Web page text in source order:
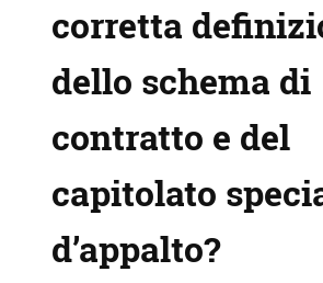
corretta
dello schema di
contratto e del
capitolato
d’appalto?